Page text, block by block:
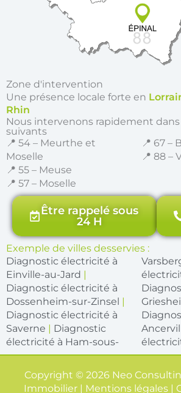
Zone d'intervention
Une présence locale forte en
Rhin
Nous intervenons rapidement
suivants
📍 54 – Meurthe et
Moselle
📍 55 – Meuse
📍 57 – Moselle
📍 67 –
📍 88 –
Être rappelé sous
24 H
Exemple de villes desservies :
Diagnostic électricité à
Einville-au-Jard |
Diagnostic électricité à
Dossenheim-sur-Zinsel |
Diagnostic électricité à
Saverne | Diagnostic
électricité à Ham-sous-
Copyright © 2026 Neo
Immobilier | Mentions légales |